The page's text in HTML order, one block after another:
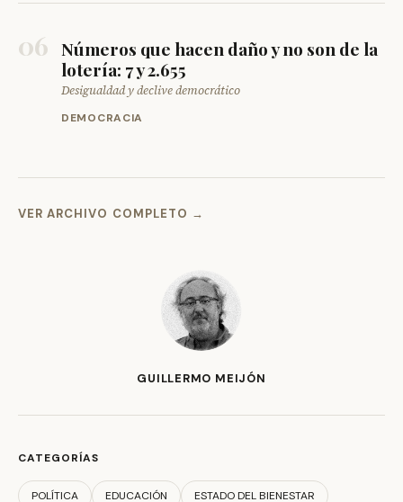
06 Números que hacen daño y no son de la
lotería: 7 y 2.655
Desigualdad y declive democrático
DEMOCRACIA
VER ARCHIVO COMPLETO →
GUILLERMO MEIJÓN
CATEGORÍAS
POLÍTICA EDUCACIÓN ESTADO DEL BIENESTAR